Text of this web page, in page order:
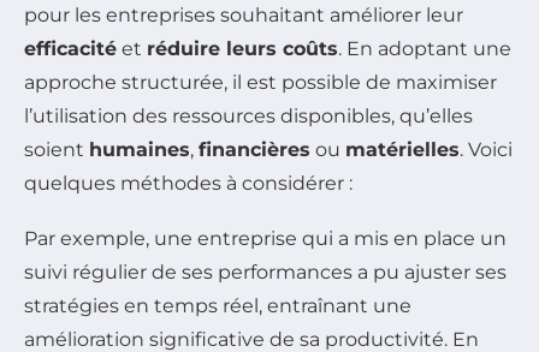
pour les entreprises souhaitant améliorer leur
efficacité et réduire leurs coûts. En adoptant une
approche structurée, il est possible de maximiser
l’utilisation des ressources disponibles, qu’elles
soient humaines, financières ou matérielles. Voici
quelques méthodes à considérer :
Par exemple, une entreprise qui a mis en place un
suivi régulier de ses performances a pu ajuster ses
stratégies en temps réel, entraînant une
amélioration significative de sa productivité. En